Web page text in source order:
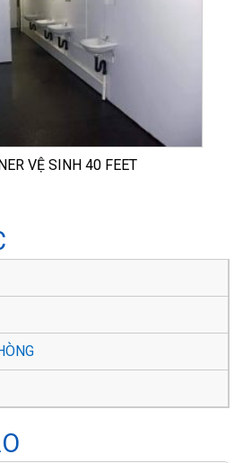
VỆ SINH 40 FEET